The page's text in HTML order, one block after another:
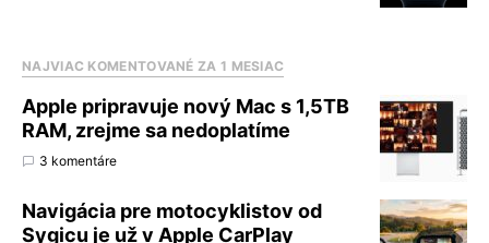
NAJVIAC KOMENTOVANÉ ZA 1 MESIAC
Apple pripravuje nový Mac s 1,5TB
RAM, zrejme sa nedoplatíme
3 komentáre
Navigácia pre motocyklistov od
Sygicu je už v Apple CarPlay